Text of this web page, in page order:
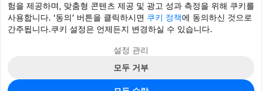
© 2026 JLC3DP.COM 모든 권리 보유. 개인 정보 정책 이용약관 쿠키 정책
험을 제공하며, 맞춤형 콘텐츠 제공 및 광고 성과 측정을 위해 쿠키를
사용합니다. ‘동의’ 버튼을 클릭하시면 쿠키 정책에 동의하신 것으로
간주됩니다.쿠키 설정은 언제든지 변경하실 수 있습니다.
설정 관리
모두 거부